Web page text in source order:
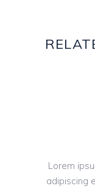
Lorem
adipiscing